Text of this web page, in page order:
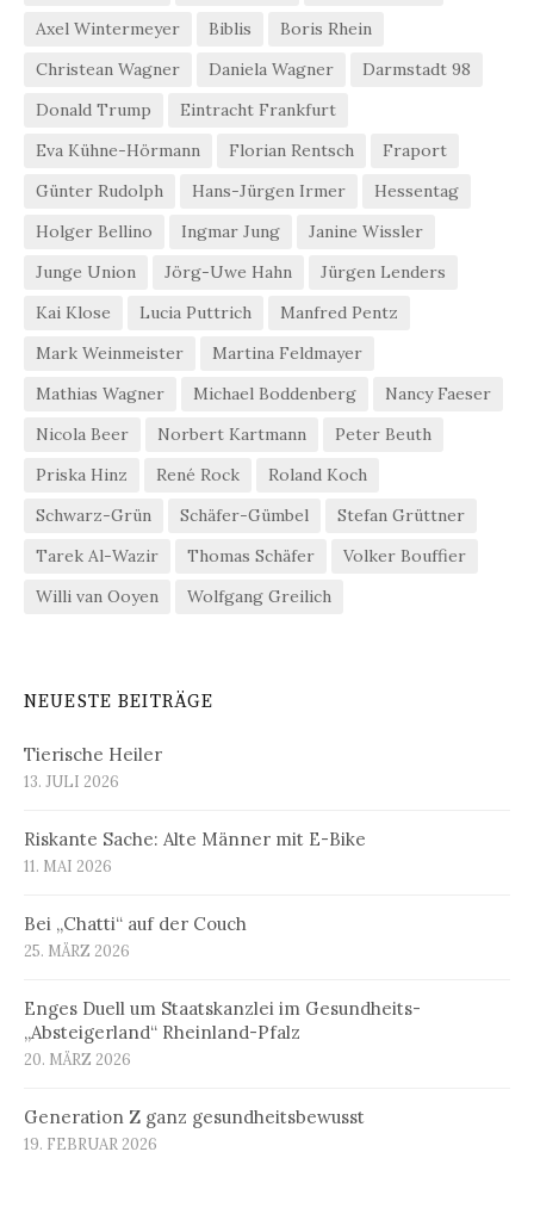
Axel Wintermeyer
Biblis
Boris Rhein
Christean Wagner
Daniela Wagner
Darmstadt 98
Donald Trump
Eintracht Frankfurt
Eva Kühne-Hörmann
Florian Rentsch
Fraport
Günter Rudolph
Hans-Jürgen Irmer
Hessentag
Holger Bellino
Ingmar Jung
Janine Wissler
Junge Union
Jörg-Uwe Hahn
Jürgen Lenders
Kai Klose
Lucia Puttrich
Manfred Pentz
Mark Weinmeister
Martina Feldmayer
Mathias Wagner
Michael Boddenberg
Nancy Faeser
Nicola Beer
Norbert Kartmann
Peter Beuth
Priska Hinz
René Rock
Roland Koch
Schwarz-Grün
Schäfer-Gümbel
Stefan Grüttner
Tarek Al-Wazir
Thomas Schäfer
Volker Bouffier
Willi van Ooyen
Wolfgang Greilich
NEUESTE BEITRÄGE
Tierische Heiler
13. JULI 2026
Riskante Sache: Alte Männer mit E-Bike
11. MAI 2026
Bei „Chatti“ auf der Couch
25. MÄRZ 2026
Enges Duell um Staatskanzlei im Gesundheits-
„Absteigerland“ Rheinland-Pfalz
20. MÄRZ 2026
Generation Z ganz gesundheitsbewusst
19. FEBRUAR 2026